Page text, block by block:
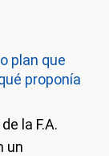
plan que
proponía
la F.A.
un